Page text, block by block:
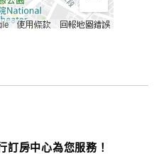
房中心為您服務！